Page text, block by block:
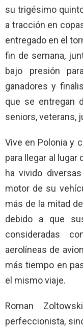
su trigésimo
a tracción en
entregado en el
fin de semana,
bajo presión
ganadores y
que se entregan
seniors, veterans,
Vive en Polonia y
para llegar al
ha vivido
motor de su
más de la mitad
debido a que
consideradas
aerolíneas de
más tiempo en
el mismo viaje.
Roman
perfeccionista,